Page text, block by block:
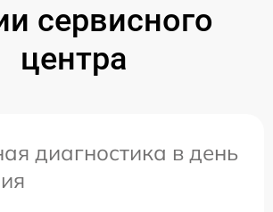
сервисного
центра
диагностика в день